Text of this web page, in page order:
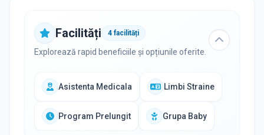
Facilități 4 facilități
Explorează rapid beneficiile și opțiunile oferite.
Asistenta Medicala Limbi Straine
Program Prelungit Grupa Baby